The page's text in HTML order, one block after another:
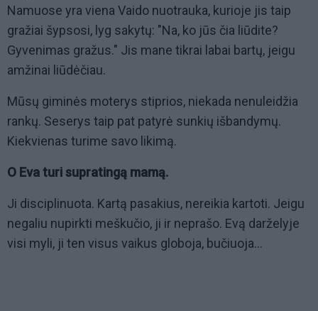
Namuose yra viena Vaido nuotrauka, kurioje jis taip
gražiai šypsosi, lyg sakytų: "Na, ko jūs čia liūdite?
Gyvenimas gražus." Jis mane tikrai labai bartų, jeigu
amžinai liūdėčiau.
Mūsų giminės moterys stiprios, niekada nenuleidžia
rankų. Seserys taip pat patyrė sunkių išbandymų.
Kiekvienas turime savo likimą.
O Eva turi supratingą mamą.
Ji disciplinuota. Kartą pasakius, nereikia kartoti. Jeigu
negaliu nupirkti meškučio, ji ir neprašo. Evą darželyje
visi myli, ji ten visus vaikus globoja, bučiuoja...